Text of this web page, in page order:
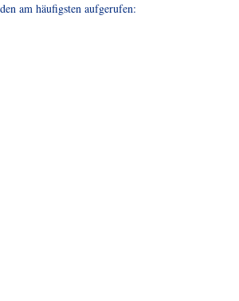
am häufigsten aufgerufen: